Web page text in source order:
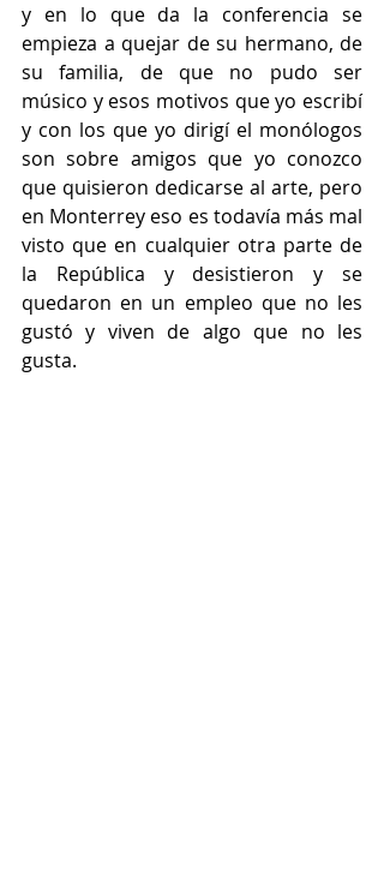
y en lo que da la conferencia se
empieza a quejar de su hermano, de
su familia, de que no pudo ser
músico y esos motivos que yo escribí
y con los que yo dirigí el monólogos
son sobre amigos que yo conozco
que quisieron dedicarse al arte, pero
en Monterrey eso es todavía más mal
visto que en cualquier otra parte de
la República y desistieron y se
quedaron en un empleo que no les
gustó y viven de algo que no les
gusta.